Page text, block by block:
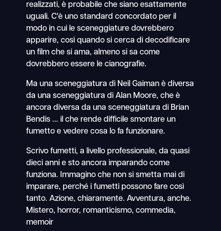
realizzati, è probabile che siano esattamente
uguali. C'è uno standard concordato per il
modo in cui le sceneggiature dovrebbero
apparire, così quando si cerca di decodificare
un film che si ama, almeno si sa come
dovrebbero essere le cianografie.
Ma una sceneggiatura di Neil Gaiman è diversa
da una sceneggiatura di Alan Moore, che è
ancora diversa da una sceneggiatura di Brian
Bendis ... il che rende difficile smontare un
fumetto e vedere cosa lo fa funzionare.
Scrivo fumetti, a livello professionale, da quasi
dieci anni e sto ancora imparando come
funziona. Immagino che non si smetta mai di
imparare, perché i fumetti possono fare così
tanto. Azione, chiaramente. Avventura, anche.
Mistero, horror, romanticismo, commedia,
memoir